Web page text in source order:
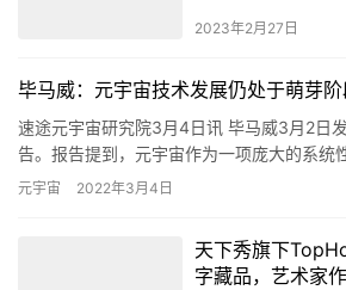
2023年2月27日
毕马威：元宇宙技术发展仍处于萌芽
速途元宇宙研究院3月4日讯 毕马威3月2日
告。报告提到，元宇宙作为一项庞大的系统
期发展阶段，距离广泛应用或仍需较长时间
元宇宙 2022年3月4日
天下秀旗下
字藏品，艺术家